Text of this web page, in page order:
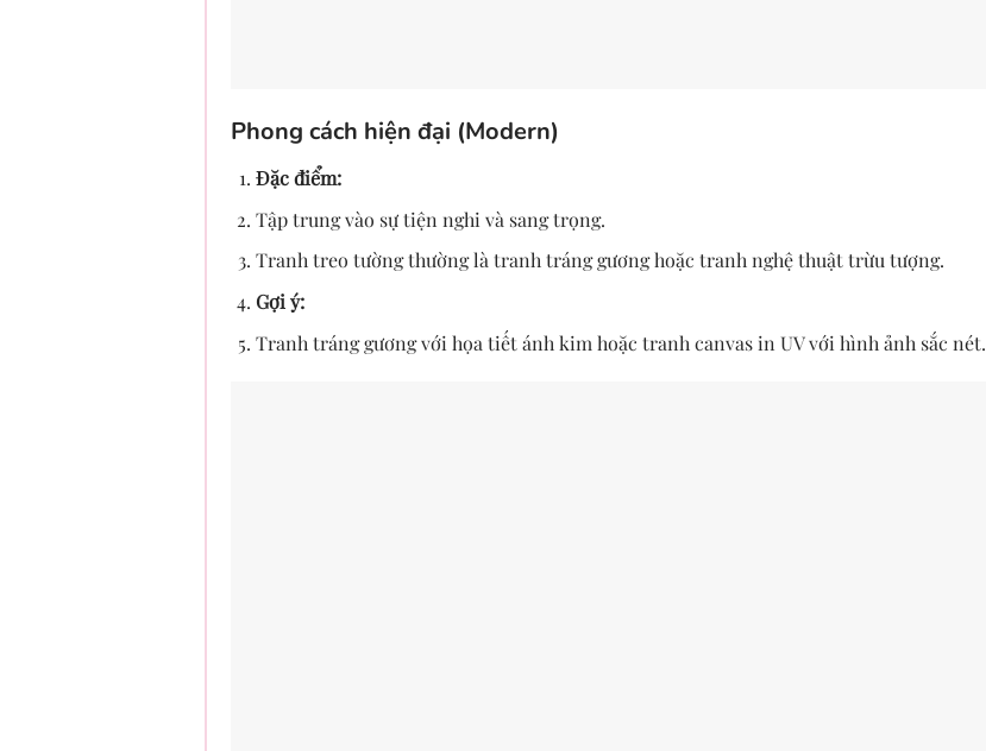
Phong cách hiện đại (Modern)
Đặc điểm:
Tập trung vào sự tiện nghi và sang trọng.
Tranh treo tường thường là tranh tráng gương hoặc tranh nghệ thuật trừu tượng.
Gợi ý:
Tranh tráng gương với họa tiết ánh kim hoặc tranh canvas in UV với hình ảnh sắc nét.